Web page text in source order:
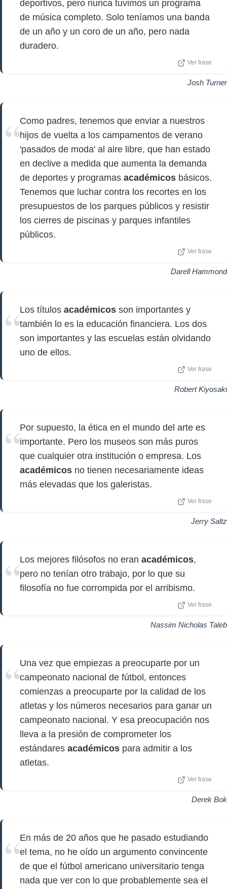
deportivos, pero nunca tuvimos un programa
de música completo. Solo teníamos una banda
de un año y un coro de un año, pero nada
duradero.
Ver frase
Josh Turner
Como padres, tenemos que enviar a nuestros
hijos de vuelta a los campamentos de verano
'pasados de moda' al aire libre, que han estado
en declive a medida que aumenta la demanda
de deportes y programas académicos básicos.
Tenemos que luchar contra los recortes en los
presupuestos de los parques públicos y resistir
los cierres de piscinas y parques infantiles
públicos.
Ver frase
Darell Hammond
Los títulos académicos son importantes y
también lo es la educación financiera. Los dos
son importantes y las escuelas están olvidando
uno de ellos.
Ver frase
Robert Kiyosaki
Por supuesto, la ética en el mundo del arte es
importante. Pero los museos son más puros
que cualquier otra institución o empresa. Los
académicos no tienen necesariamente ideas
más elevadas que los galeristas.
Ver frase
Jerry Saltz
Los mejores filósofos no eran académicos,
pero no tenían otro trabajo, por lo que su
filosofía no fue corrompida por el arribismo.
Ver frase
Nassim Nicholas Taleb
Una vez que empiezas a preocuparte por un
campeonato nacional de fútbol, entonces
comienzas a preocuparte por la calidad de los
atletas y los números necesarios para ganar un
campeonato nacional. Y esa preocupación nos
lleva a la presión de comprometer los
estándares académicos para admitir a los
atletas.
Ver frase
Derek Bok
En más de 20 años que he pasado estudiando
el tema, no he oído un argumento convincente
de que el fútbol americano universitario tenga
nada que ver con lo que probablemente sea el